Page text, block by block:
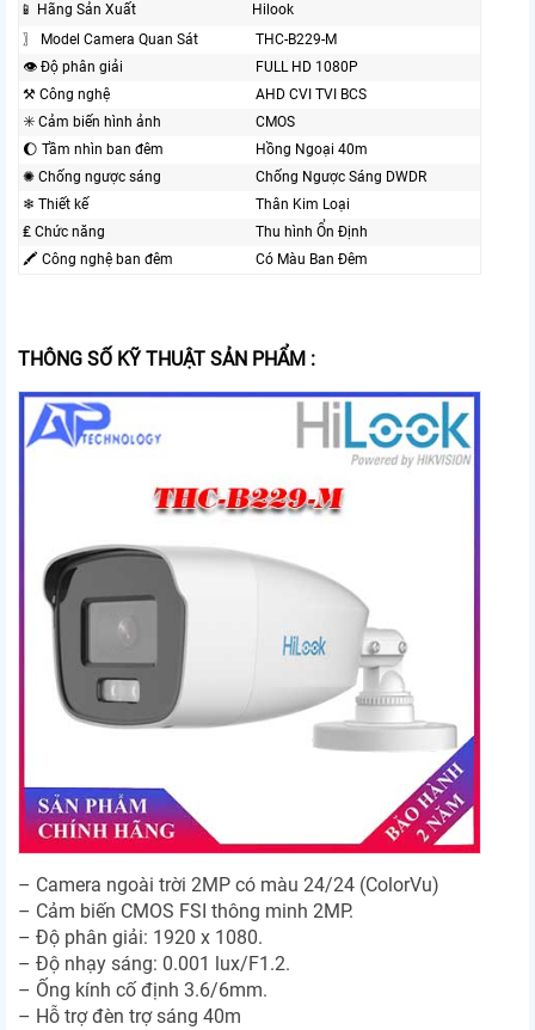
📱 Hãng Sản Xuất
Hilook
〗 Model Camera Quan Sát
THC-B229-M
👁 Độ phân giải
FULL HD 1080P
⚒ Công nghệ
AHD CVI TVI BCS
✳️ Cảm biến hình ảnh
CMOS
🌔 Tầm nhìn ban đêm
Hồng Ngoại 40m
✺ Chống ngược sáng
Chống Ngược Sáng DWDR
❄ Thiết kế
Thân Kim Loại
₤ Chức năng
Thu hình Ổn Định
🖍 Công nghệ ban đêm
Có Màu Ban Đêm
THÔNG SỐ KỸ THUẬT SẢN PHẨM :
– Camera ngoài trời 2MP có màu 24/24 (ColorVu)
– Cảm biến CMOS FSI thông minh 2MP.
– Độ phân giải: 1920 x 1080.
– Độ nhạy sáng: 0.001 lux/F1.2.
– Ống kính cố định 3.6/6mm.
– Hỗ trợ đèn trợ sáng 40m